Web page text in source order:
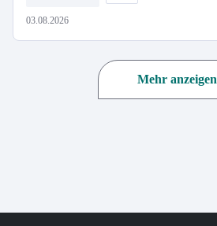
03.08.2026
Mehr anzeigen